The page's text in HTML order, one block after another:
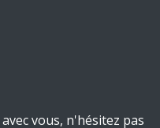
vous, n'hésitez pas